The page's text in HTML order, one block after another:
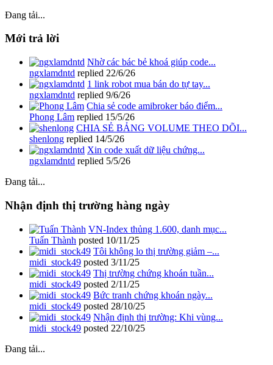
Đang tải...
Mới trả lời
Nhờ các bác bẻ khoá giúp code...
ngxlamdntd replied 22/6/26
1 link robot mua bán do tự tay...
ngxlamdntd replied 9/6/26
Chia sẻ code amibroker báo điểm...
Phong Lâm replied 15/5/26
CHIA SẺ BẢNG VOLUME THEO DÕI...
shenlong replied 14/5/26
Xin code xuất dữ liệu chứng...
ngxlamdntd replied 5/5/26
Đang tải...
Nhận định thị trường hàng ngày
VN-Index thủng 1.600, danh mục...
Tuấn Thành posted 10/11/25
Tôi không lo thị trường giảm –...
midi_stock49 posted 3/11/25
Thị trường chứng khoán tuần...
midi_stock49 posted 2/11/25
Bức tranh chứng khoán ngày...
midi_stock49 posted 28/10/25
Nhận định thị trường: Khi vùng...
midi_stock49 posted 22/10/25
Đang tải...